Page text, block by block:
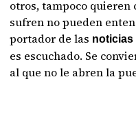
otros, tampoco quieren
sufren no pueden
portador de las noticias
es escuchado. Se
al que no le abren la